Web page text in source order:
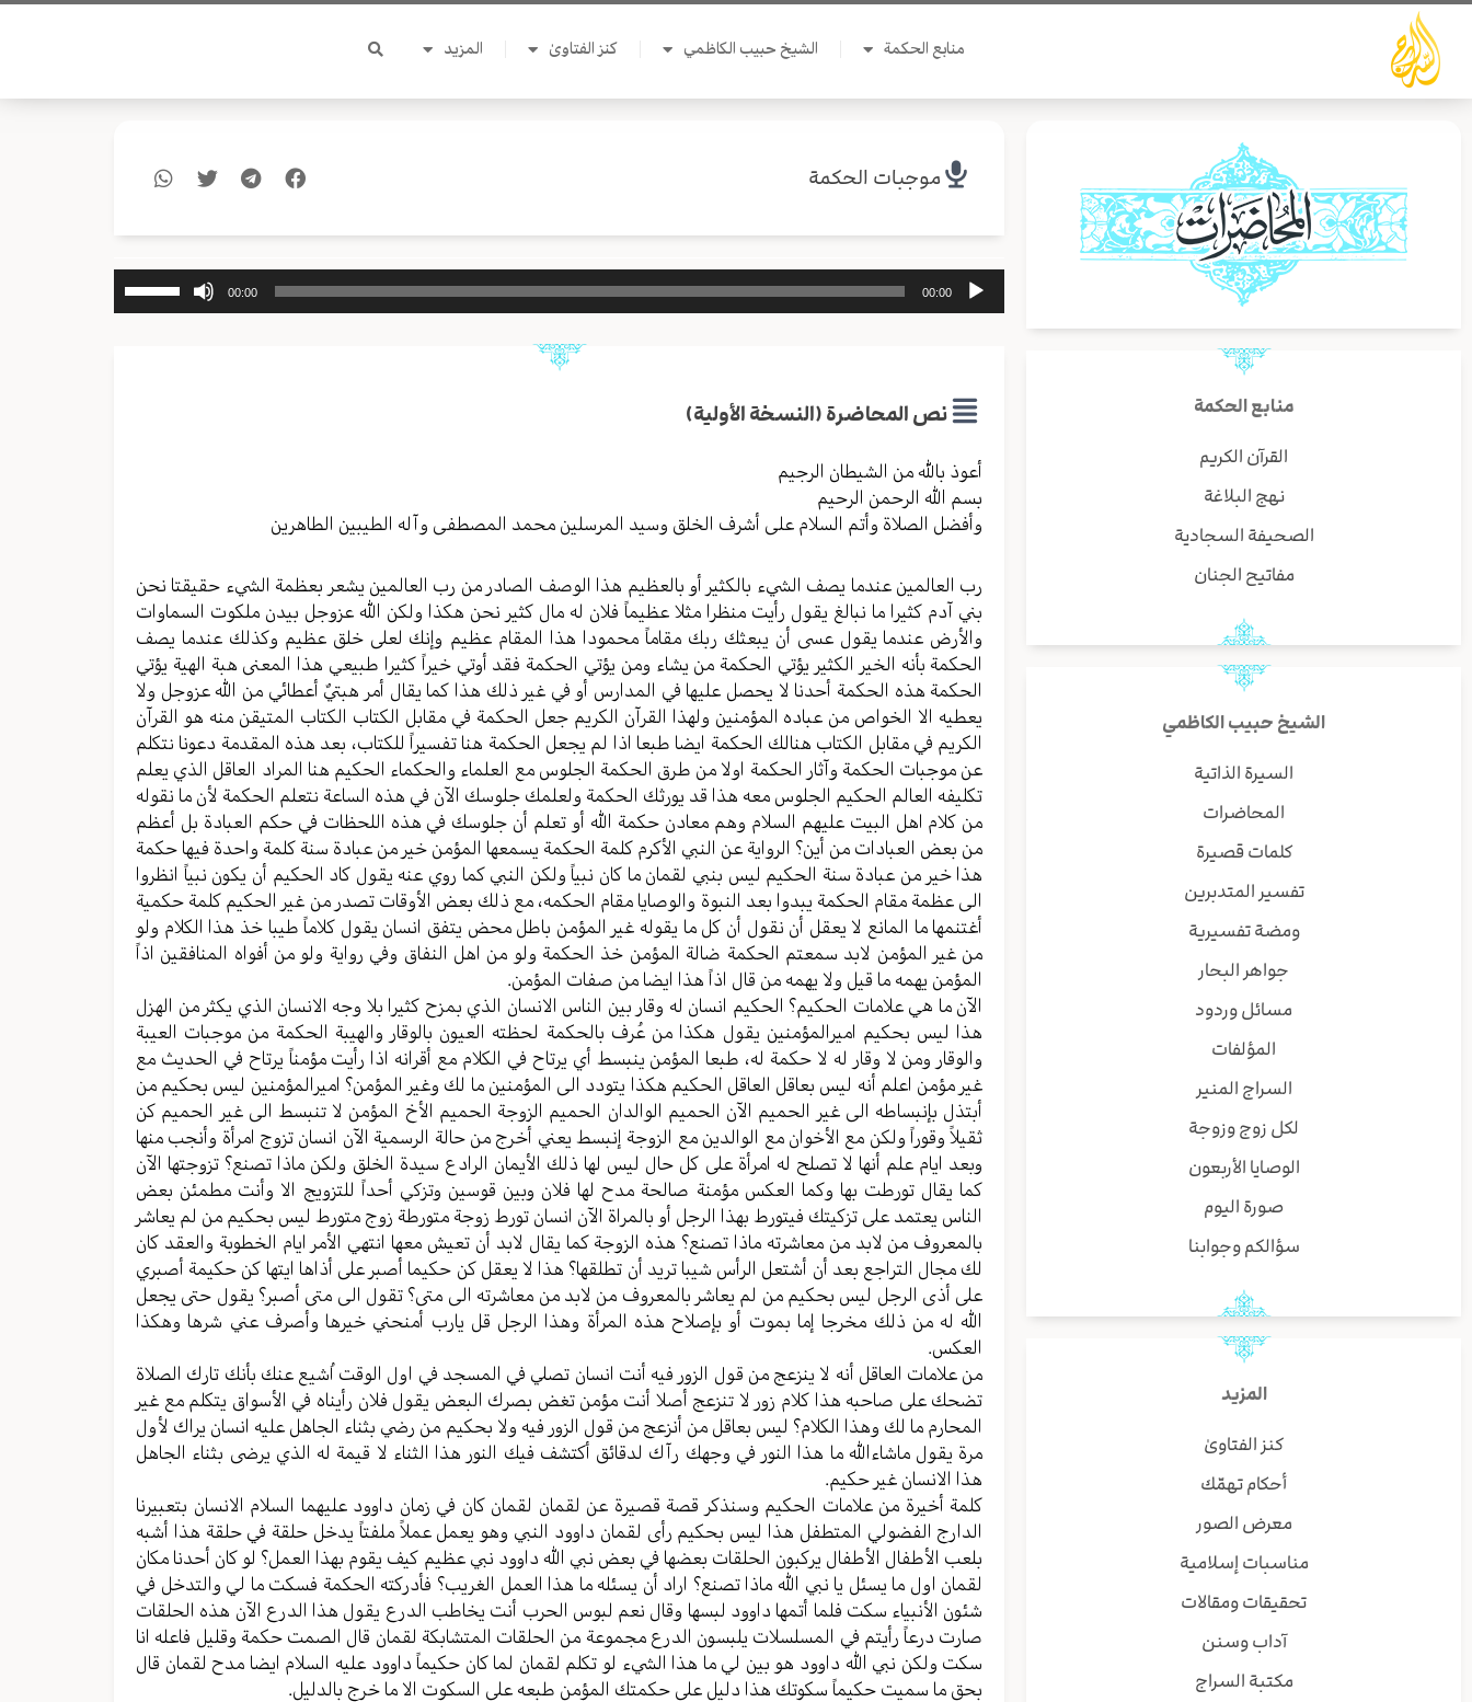
تخطي
المحتوى
منابع الحكمة الشيخ حبيب الكاظمي كنز الفتاوىٰ المزيد
منابع الحكمة
القرآن الكريم
نهج البلاغة
الصحيفة السجادية
مفاتيح الجنان
الشيخ حبيب الكاظمي
السيرة الذاتية
المحاضرات
كلمات قصيرة
تفسير المتدبرين
ومضة تفسيرية
جواهر البحار
مسائل وردود
المؤلفات
السراج المنير
لكل زوج وزوجة
الوصايا الأربعون
صورة اليوم
سؤالكم وجوابنا
المزيد
كنز الفتاوىٰ
أحكام تهمّك
معرض الصور
مناسبات إسلامية
تحقيقات ومقالات
آداب وسنن
مكتبة السراج
موجبات الحكمة
مشغل
00:00
00:00
نص المحاضرة (النسخة الأولية)
أعوذ بالله من الشیطان الرجیم
بسم الله الرحمن الرحیم
وأفضل الصلاة وأتم السلام علی أشرف الخلق وسید المرسلین محمد المصطفی وآله الطیبین الطاهرین
رب العالمين عندما يصف الشيء بالكثير أو بالعظيم هذا الوصف الصادر من رب العالمين يشعر بعظمة الشيء حقيقتا نحن
بني آدم كثيرا ما نبالغ يقول رأيت منظرا مثلا عظيماً فلان له مال كثير نحن هكذا ولكن الله عزوجل بيدن ملكوت السماوات
والأرض عندما يقول عسى أن يبعثك ربك مقاماً محمودا هذا المقام عظيم وإنك لعلى خلق عظيم وكذلك عندما يصف
الحكمة بأنه الخير الكثير يؤتي الحكمة من يشاء ومن يؤتي الحكمة فقد أوتي خيراً كثيرا طبيعي هذا المعنى هبة الهية يؤتي
الحكمة هذه الحكمة أحدنا لا يحصل عليها في المدارس أو في غير ذلك هذا كما يقال أمر هبتيٌ أعطائي من الله عزوجل ولا
يعطيه الا الخواص من عباده المؤمنين ولهذا القرآن الكريم جعل الحكمة في مقابل الكتاب الكتاب المتيقن منه هو القرآن
الكريم في مقابل الكتاب هنالك الحكمة ايضا طبعا اذا لم يجعل الحكمة هنا تفسيراً للكتاب، بعد هذه المقدمة دعونا نتكلم
عن موجبات الحكمة وآثار الحكمة اولا من طرق الحكمة الجلوس مع العلماء والحكماء الحكيم هنا المراد العاقل الذي يعلم
تكليفه العالم الحكيم الجلوس معه هذا قد يورثك الحكمة ولعلمك جلوسك الآن في هذه الساعة نتعلم الحكمة لأن ما نقوله
من كلام اهل البيت عليهم السلام وهم معادن حكمة الله أو تعلم أن جلوسك في هذه اللحظات في حكم العبادة بل أعظم
من بعض العبادات من أين؟ الرواية عن النبي الأكرم كلمة الحكمة يسمعها المؤمن خير من عبادة سنة كلمة واحدة فيها حكمة
هذا خير من عبادة سنة الحكيم ليس بنبي لقمان ما كان نبياً ولكن النبي كما روي عنه يقول كاد الحكيم أن يكون نبياً انظروا
الى عظمة مقام الحكمة يبدوا بعد النبوة والوصايا مقام الحكمه، مع ذلك بعض الأوقات تصدر من غير الحكيم كلمة حكمية
أغتنمها ما المانع لا يعقل أن نقول أن كل ما يقوله غير المؤمن باطل محض يتفق انسان يقول كلاماً طيبا خذ هذا الكلام ولو
من غير المؤمن لابد سمعتم الحكمة ضالة المؤمن خذ الحكمة ولو من اهل النفاق وفي رواية ولو من أفواه المنافقين اذاً
المؤمن يهمه ما قيل ولا يهمه من قال اذاً هذا ايضا من صفات المؤمن.
الآن ما هي علامات الحكيم؟ الحكيم انسان له وقار بين الناس الانسان الذي بمزح كثيرا بلا وجه الانسان الذي يكثر من الهزل
هذا ليس بحكيم اميرالمؤمنين يقول هكذا من عُرف بالحكمة لحظته العيون بالوقار والهيبة الحكمة من موجبات العيبة
والوقار ومن لا وقار له لا حكمة له، طبعا المؤمن ينبسط أي يرتاح في الكلام مع أقرانه اذا رأيت مؤمناً يرتاح في الحديث مع
غير مؤمن اعلم أنه ليس بعاقل العاقل الحكيم هكذا يتودد الى المؤمنين ما لك وغير المؤمن؟ اميرالمؤمنين ليس بحكيم من
أبتذل بإنبساطه الى غير الحميم الآن الحميم الوالدان الحميم الزوجة الحميم الأخ المؤمن لا تنبسط الى غير الحميم كن
ثقيلاً وقوراً ولكن مع الأخوان مع الوالدين مع الزوجة إنبسط يعني أخرج من حالة الرسمية الآن انسان تزوج امرأة وأنجب منها
وبعد ايام علم أنها لا تصلح له امرأة على كل حال ليس لها ذلك الأيمان الرادع سيدة الخلق ولكن ماذا تصنع؟ تزوجتها الآن
كما يقال تورطت بها وكما العكس مؤمنة صالحة مدح لها فلان وبين قوسين وتزكي أحداً للتزويج الا وأنت مطمئن بعض
الناس يعتمد على تزكيتك فيتورط بهذا الرجل أو بالمراة الآن انسان تورط زوجة متورطة زوج متورط ليس بحكيم من لم يعاشر
بالمعروف من لابد من معاشرته ماذا تصنع؟ هذه الزوجة كما يقال لابد أن تعيش معها انتهي الأمر ايام الخطوبة والعقد كان
لك مجال التراجع بعد أن أشتعل الرأس شيبا تريد أن تطلقها؟ هذا لا يعقل كن حكيما أصبر على أذاها ايتها كن حكيمة أصبري
على أذى الرجل ليس بحكيم من لم يعاشر بالمعروف من لابد من معاشرته الى متى؟ تقول الى متى أصبر؟ يقول حتى يجعل
الله له من ذلك مخرجا إما بموت أو بإصلاح هذه المرأة وهذا الرجل قل يارب أمنحني خيرها وأصرف عني شرها وهكذا
العكس.
من علامات العاقل أنه لا ينزعج من قول الزور فيه أنت انسان تصلي في المسجد في اول الوقت اُشيع عنك بأنك تارك الصلاة
تضحك على صاحبه هذا كلام زور لا تنزعج أصلا أنت مؤمن تغض بصرك البعض يقول فلان رأيناه في الأسواق يتكلم مع غير
المحارم ما لك وهذا الكلام؟ ليس بعاقل من أنزعج من قول الزور فيه ولا بحكيم من رضي بثناء الجاهل عليه انسان يراك لأول
مرة يقول ماشاءالله ما هذا النور في وجهك رآك لدقائق أكتشف فيك النور هذا الثناء لا قيمة له الذي يرضى بثناء الجاهل
هذا الانسان غير حكيم.
كلمة أخيرة من علامات الحكيم وسنذكر قصة قصيرة عن لقمان لقمان كان في زمان داوود عليهما السلام الانسان بتعبيرنا
الدارج الفضولي المتطفل هذا ليس بحكيم رأى لقمان داوود النبي وهو يعمل عملاً ملفتاً يدخل حلقة في حلقة هذا أشبه
بلعب الأطفال الأطفال يركبون الحلقات بعضها في بعض نبي الله داوود نبي عظيم كيف يقوم بهذا العمل؟ لو كان أحدنا مكان
لقمان اول ما يسئل يا نبي الله ماذا تصنع؟ اراد أن يسئله ما هذا العمل الغريب؟ فأدركته الحكمة فسكت ما لي والتدخل في
شئون الأنبياء سكت فلما أتمها داوود لبسها وقال نعم لبوس الحرب أنت يخاطب الدرع يقول هذا الدرع الآن هذه الحلقات
صارت درعاً رأيتم في المسلسلات يلبسون الدرع مجموعة من الحلقات المتشابكة لقمان قال الصمت حكمة وقليل فاعله انا
سكت ولكن نبي الله داوود هو بين لي ما هذا الشيء لو تكلم لقمان لما كان حكيماً داوود عليه السلام ايضا مدح لقمان قال
بحق ما سميت حكيماً سكوتك هذا دليل على حكمتك المؤمن طبعه على السكوت الا ما خرج بالدليل.